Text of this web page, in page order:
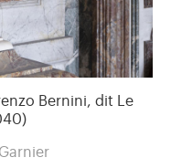
Bernini, dit Le